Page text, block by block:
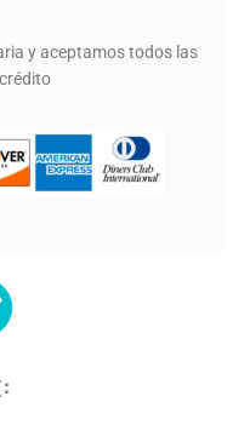
y aceptamos todos las